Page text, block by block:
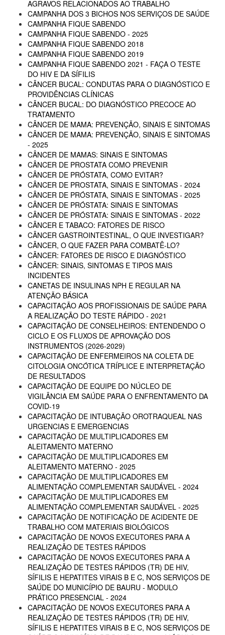
AGRAVOS RELACIONADOS AO TRABALHO
CAMPANHA DOS 3 BICHOS NOS SERVIÇOS DE SAÚDE
CAMPANHA FIQUE SABENDO
CAMPANHA FIQUE SABENDO - 2025
CAMPANHA FIQUE SABENDO 2018
CAMPANHA FIQUE SABENDO 2019
CAMPANHA FIQUE SABENDO 2021 - FAÇA O TESTE
DO HIV E DA SÍFILIS
CÂNCER BUCAL: CONDUTAS PARA O DIAGNÓSTICO E
PROVIDÊNCIAS CLÍNICAS
CÂNCER BUCAL: DO DIAGNÓSTICO PRECOCE AO
TRATAMENTO
CÂNCER DE MAMA: PREVENÇÃO, SINAIS E SINTOMAS
CÂNCER DE MAMA: PREVENÇÃO, SINAIS E SINTOMAS
- 2025
CÂNCER DE MAMAS: SINAIS E SINTOMAS
CÂNCER DE PROSTATA COMO PREVENIR
CÂNCER DE PRÓSTATA, COMO EVITAR?
CÂNCER DE PROSTATA, SINAIS E SINTOMAS - 2024
CÂNCER DE PRÓSTATA, SINAIS E SINTOMAS - 2025
CÂNCER DE PRÓSTATA: SINAIS E SINTOMAS
CÂNCER DE PRÓSTATA: SINAIS E SINTOMAS - 2022
CÂNCER E TABACO: FATORES DE RISCO
CÂNCER GASTROINTESTINAL, O QUE INVESTIGAR?
CÂNCER, O QUE FAZER PARA COMBATÊ-LO?
CÂNCER: FATORES DE RISCO E DIAGNÓSTICO
CÂNCER: SINAIS, SINTOMAS E TIPOS MAIS
INCIDENTES
CANETAS DE INSULINAS NPH E REGULAR NA
ATENÇÃO BÁSICA
CAPACITAÇÃO AOS PROFISSIONAIS DE SAÚDE PARA
A REALIZAÇÃO DO TESTE RÁPIDO - 2021
CAPACITAÇÃO DE CONSELHEIROS: ENTENDENDO O
CICLO E OS FLUXOS DE APROVAÇÃO DOS
INSTRUMENTOS (2026-2029)
CAPACITAÇÃO DE ENFERMEIROS NA COLETA DE
CITOLOGIA ONCÓTICA TRÍPLICE E INTERPRETAÇÃO
DE RESULTADOS
CAPACITAÇÃO DE EQUIPE DO NÚCLEO DE
VIGILÂNCIA EM SAÚDE PARA O ENFRENTAMENTO DA
COVID-19
CAPACITAÇÃO DE INTUBAÇÃO OROTRAQUEAL NAS
URGENCIAS E EMERGENCIAS
CAPACITAÇÃO DE MULTIPLICADORES EM
ALEITAMENTO MATERNO
CAPACITAÇÃO DE MULTIPLICADORES EM
ALEITAMENTO MATERNO - 2025
CAPACITAÇÃO DE MULTIPLICADORES EM
ALIMENTAÇÃO COMPLEMENTAR SAUDÁVEL - 2024
CAPACITAÇÃO DE MULTIPLICADORES EM
ALIMENTAÇÃO COMPLEMENTAR SAUDÁVEL - 2025
CAPACITAÇÃO DE NOTIFICAÇÃO DE ACIDENTE DE
TRABALHO COM MATERIAIS BIOLÓGICOS
CAPACITAÇÃO DE NOVOS EXECUTORES PARA A
REALIZAÇÃO DE TESTES RÁPIDOS
CAPACITAÇÃO DE NOVOS EXECUTORES PARA A
REALIZAÇÃO DE TESTES RÁPIDOS (TR) DE HIV,
SÍFILIS E HEPATITES VIRAIS B E C, NOS SERVIÇOS DE
SAÚDE DO MUNICÍPIO DE BAURU - MODULO
PRÁTICO PRESENCIAL - 2024
CAPACITAÇÃO DE NOVOS EXECUTORES PARA A
REALIZAÇÃO DE TESTES RÁPIDOS (TR) DE HIV,
SÍFILIS E HEPATITES VIRAIS B E C, NOS SERVIÇOS DE